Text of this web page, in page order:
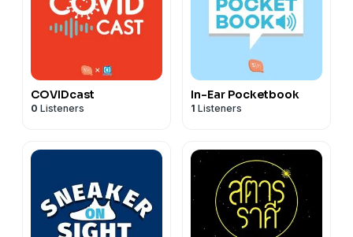
COVIDcast
0 Listeners
In-Ear Pocketbook
1 Listeners